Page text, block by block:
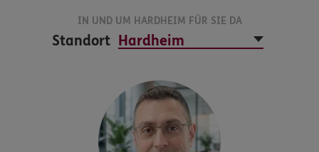
IN UND UM HARDHEIM FÜR SIE DA
Standort